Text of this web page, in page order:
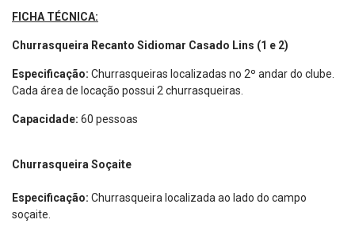
FICHA TÉCNICA:
Churrasqueira Recanto Sidiomar Casado Lins (1 e 2)
Especificação: Churrasqueiras localizadas no 2º andar do clube.
Cada área de locação possui 2 churrasqueiras.
Capacidade: 60 pessoas
Churrasqueira Soçaite
Especificação: Churrasqueira localizada ao lado do campo
soçaite.